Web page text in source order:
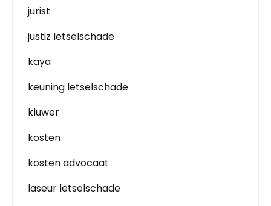
jurist
justiz letselschade
kaya
keuning letselschade
kluwer
kosten
kosten advocaat
laseur letselschade